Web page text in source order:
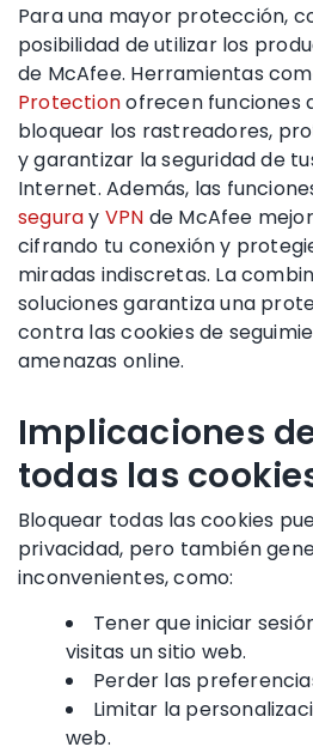
Para una mayor protección,
posibilidad de utilizar los
de McAfee. Herramientas
Protectionofrecen funciones
bloquear los rastreadores,
y garantizar la seguridad de
Internet. Además, las
seguray VPN de McAfee
cifrando tu conexión y
miradas indiscretas. La
soluciones garantiza una
contra las cookies de
amenazas online.
Implicaciones
todas las
Bloquear todas las cookies
privacidad, pero también
inconvenientes, como:
Tener que iniciar
visitas un sitio web.
Perder las
Limitar la
web.